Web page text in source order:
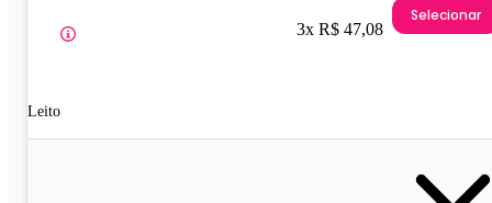
Leito
3x R$ 47,08
Selecionar